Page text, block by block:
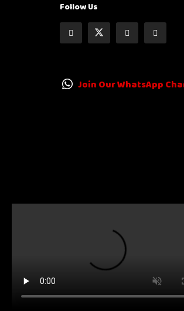
Follow Us
Join Our WhatsApp
Karnatakanewsbeat